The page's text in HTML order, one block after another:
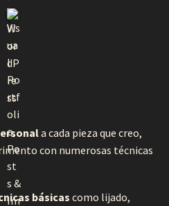
a cada pieza que creo,
con numerosas técnicas
básicascomo lijado,